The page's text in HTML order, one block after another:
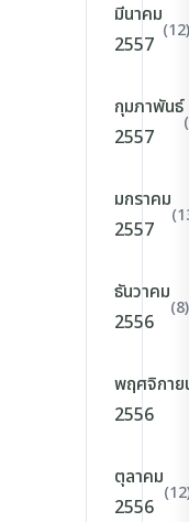
มีนาคม
2557
(12)
กุมภาพันธ์
2557
มกราคม
2557
ธันวาคม
2556
(8)
พฤศจิกาย
2556
ตุลาคม
2556